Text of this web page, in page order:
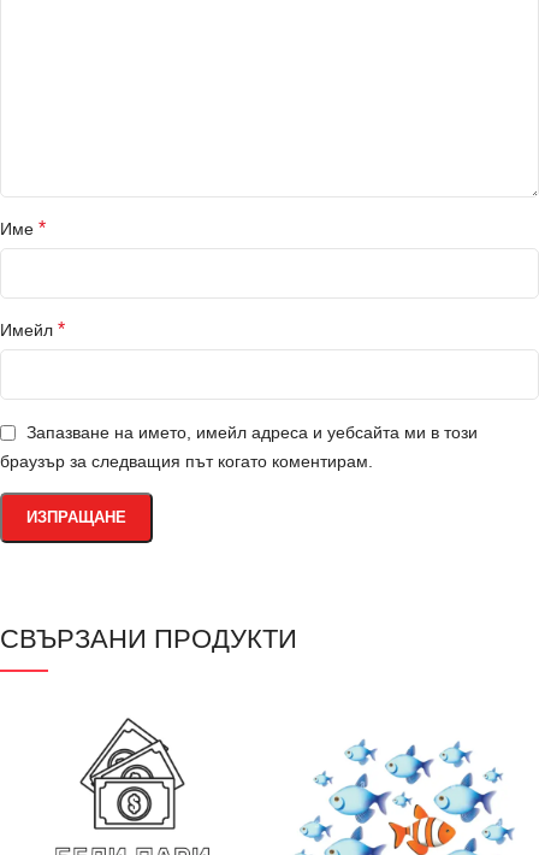
Име *
Имейл *
Запазване на името, имейл адреса и уебсайта ми в този
браузър за следващия път когато коментирам.
СВЪРЗАНИ ПРОДУКТИ